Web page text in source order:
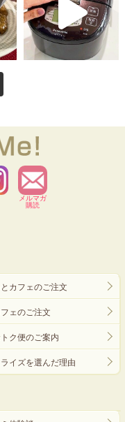
メルマガ
購読
カフェのご注文
ェのご注文
ク便のご案内
イズを選んだ理由